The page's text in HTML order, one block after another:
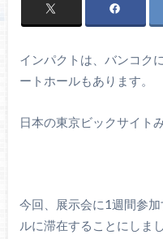
インパクトは、バンコク
ートホールもあります。
日本の東京ビックサイト
今回、展示会に1週間参
ルに滞在することにしまし